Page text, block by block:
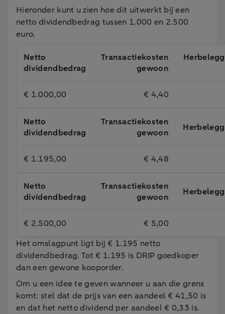
Hieronder kunt u zien hoe dit uitwerkt bij een
netto dividendbedrag tussen 1.000 en 2.500
euro.
Netto
dividendbedrag
Transactiekosten
gewoon
€ 1.000,00 € 4,40
Netto
dividendbedrag
Transactiekosten
gewoon
€ 1.195,00 € 4,48
Netto
dividendbedrag
Transactiekosten
gewoon
€ 2.500,00
€ 5,00
Het omslagpunt ligt bij € 1.195 netto
dividendbedrag. Tot € 1.195 is DRIP goedkoper
dan een gewone kooporder.
Om u een idee te geven wanneer u aan die grens
komt: stel dat de prijs van een aandeel € 41,50 is
en dat het netto dividend per aandeel € 0,33 is.